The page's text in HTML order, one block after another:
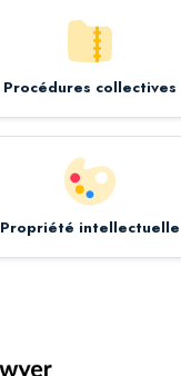
Procédures collectives
Propriété intellectuelle